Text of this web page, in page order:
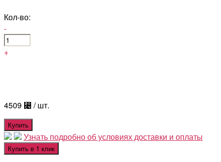
Кол-во:
-
+
4509 ⃄ / шт.
Купить
Узнать подробно об условиях доставки и оплаты
Купить в 1 клик